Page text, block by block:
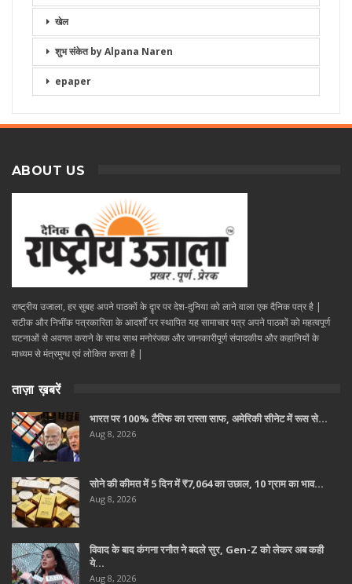
खेल
शुभ संकेत by Alpana Naren
epaper
ABOUT US
राष्ट्रीय उजाला, हर सुबह अपने पाठकों के दॄार पर देश-दुनिया को लाने वाला एक दैनिक पत्र है |
सटीक और निभींक पत्रकारिता के आदर्शों पर स्थापित यह सामाचार पत्र अपने पाठकों को महत्वपूर्ण
घटनाओं से अवगत कराने के साथ साथ मनोरंजक और जानकारीपूर्ण संपादकीय और कहानियों के
माध्यम से मंत्रमुग्ध एवं लोकित करता है |
ताज़ा ख़बरें
भारत पर 100% टैरिफ का रास्ता साफ, अमेरिकी सीनेट में रूस से…
Aug 8, 2026
सोने की कीमत में 5 दिन में ₹7,064 का उछाल, 10 ग्राम का भाव…
Aug 8, 2026
विवाद के बाद कंगना रनौत ने बदले सुर, Gen-Z को लेकर अब कही
ये…
Aug 8, 2026